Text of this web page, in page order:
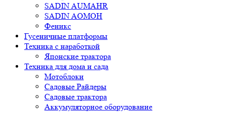
SADIN AUMAHR
SADIN AOMOH
Феникс
Гусеничные платформы
Техника с наработкой
Японские трактора
Техника для дома и сада
Мотоблоки
Садовые Райдеры
Садовые трактора
Аккумуляторное оборудование